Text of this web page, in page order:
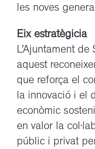
les noves
Eix estratègicia
L’Ajuntament
aquest
que reforça el
la innovació i el
econòmic
en valor la
públic i privat